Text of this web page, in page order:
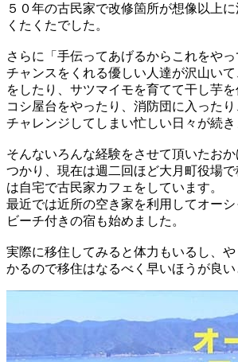
５０年の古民家で改修箇所が想像以上
くたくたでした。
さらに「手伝ってあげるからこれをや
チャンスをくれる優しい人達が沢山い
をしたり、サツマイモを育てて干し芋
コシ屋台をやったり、消防団に入った
チャレンジしてしまい忙しい日々が続き
そんないろんな経験をさせて頂いたお
つかり、現在は週二回ほど大月町役場
は自宅で古民家カフェをしています。
最近では近所の空き家を利用してオーシ
ビーチ付きの宿も始めました。
実際に移住してみると体力もいるし、
かるので移住はなるべく早いほうが良い